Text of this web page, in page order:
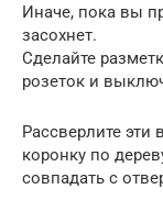
Иначе, пока вы
засохнет.
Сделайте
розеток и
Рассверлите
коронку по
совпадать с